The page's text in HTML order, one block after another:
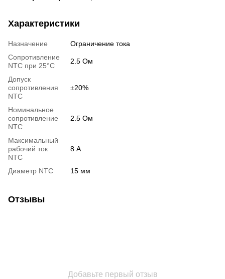
Характеристики
Назначение
Ограничение тока
Сопротивление
NTC при 25°C
2.5 Ом
Допуск
сопротивления
NTC
±20%
Номинальное
сопротивление
NTC
2.5 Ом
Максимальный
рабочий ток
NTC
8 А
Диаметр NTC 15 мм
Отзывы
Добавьте первый отзыв